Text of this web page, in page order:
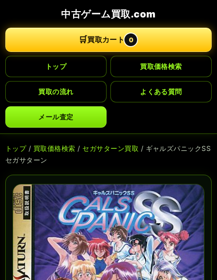
中古ゲーム買取.com
🛒買取カート 0
トップ 買取価格検索
買取の流れ よくある質問
メール査定
トップ/ 買取価格検索 / セガサターン買取 / ギャルズパニックSS
セガサターン